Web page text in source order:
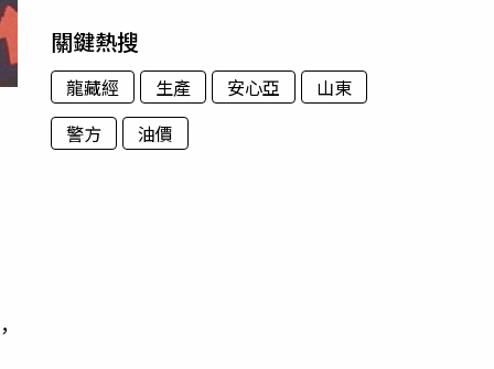
關鍵熱搜
龍藏經 生產 安心亞
山東
警方
油價